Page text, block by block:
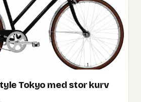
Tokyo med stor kurv